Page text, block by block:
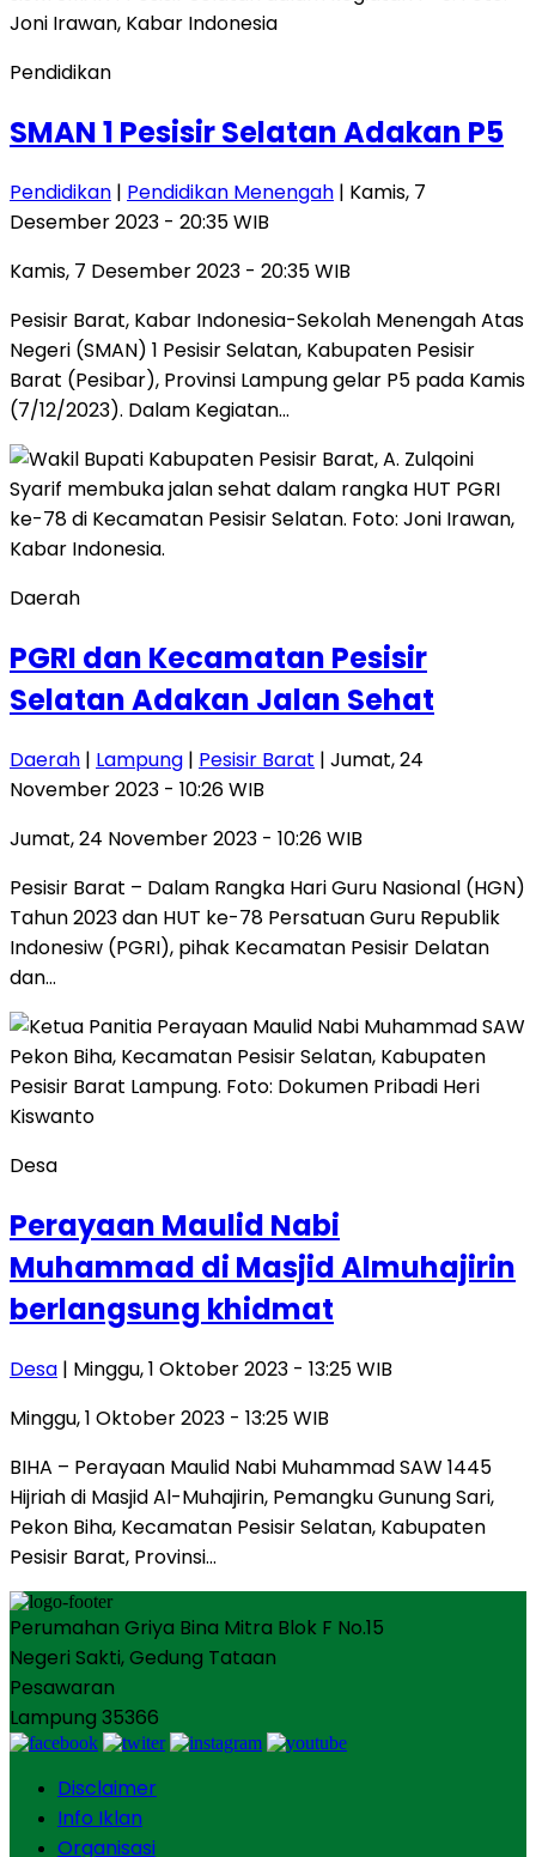
Pendidikan
SMAN 1 Pesisir Selatan Adakan P5
Pendidikan | Pendidikan Menengah | Kamis, 7
Desember 2023 - 20:35 WIB
Kamis, 7 Desember 2023 - 20:35 WIB
Pesisir Barat, Kabar Indonesia-Sekolah Menengah Atas
Negeri (SMAN) 1 Pesisir Selatan, Kabupaten Pesisir
Barat (Pesibar), Provinsi Lampung gelar P5 pada Kamis
(7/12/2023). Dalam Kegiatan…
Daerah
PGRI dan Kecamatan Pesisir
Selatan Adakan Jalan Sehat
Daerah | Lampung | Pesisir Barat | Jumat, 24
November 2023 - 10:26 WIB
Jumat, 24 November 2023 - 10:26 WIB
Pesisir Barat – Dalam Rangka Hari Guru Nasional (HGN)
Tahun 2023 dan HUT ke-78 Persatuan Guru Republik
Indonesiw (PGRI), pihak Kecamatan Pesisir Delatan
dan…
Desa
Perayaan Maulid Nabi
Muhammad di Masjid Almuhajirin
berlangsung khidmat
Desa | Minggu, 1 Oktober 2023 - 13:25 WIB
Minggu, 1 Oktober 2023 - 13:25 WIB
BIHA – Perayaan Maulid Nabi Muhammad SAW 1445
Hijriah di Masjid Al-Muhajirin, Pemangku Gunung Sari,
Pekon Biha, Kecamatan Pesisir Selatan, Kabupaten
Pesisir Barat, Provinsi…
Perumahan Griya Bina Mitra Blok F No.15
Negeri Sakti, Gedung Tataan
Pesawaran
Lampung 35366
Disclaimer
Info Iklan
Organisasi